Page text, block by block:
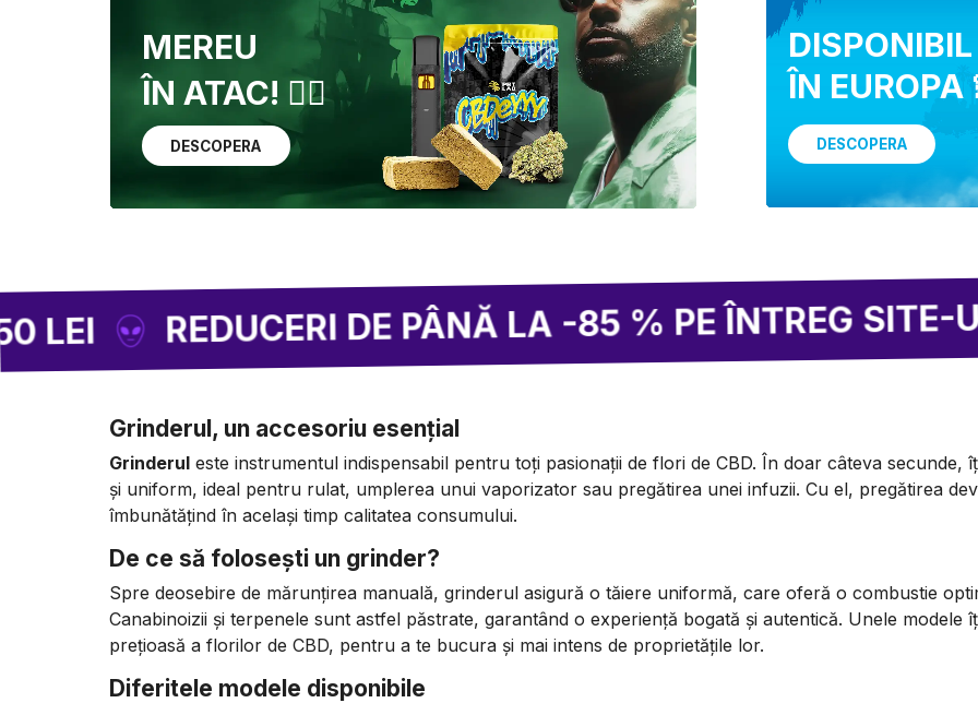
MEREU
ÎN ATAC! 🏴‍☠️
DESCOPERA
DISPONIBIL
ÎN EUROPA
DESCOPERA
REDUCERI DE PÂNĂ LA -85 % PE ÎNTREG SITE-UL! 2
Grinderul, un accesoriu esențial
Grinderul este instrumentul indispensabil pentru toți pasionații de flori de CBD. În doar câteva
și uniform, ideal pentru rulat, umplerea unui vaporizator sau pregătirea unei infuzii. Cu el, pregătirea
îmbunătățind în același timp calitatea consumului.
De ce să folosești un grinder?
Spre deosebire de mărunțirea manuală, grinderul asigură o tăiere uniformă, care oferă o combustie
Canabinoizii și terpenele sunt astfel păstrate, garantând o experiență bogată și autentică. Unele
prețioasă a florilor de CBD, pentru a te bucura și mai intens de proprietățile lor.
Diferitele modele disponibile